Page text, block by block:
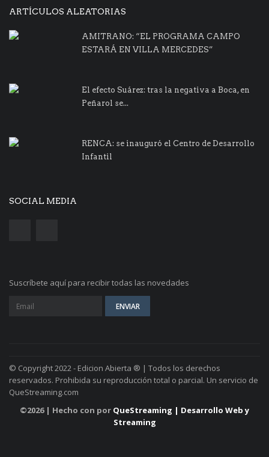
ARTÍCULOS ALEATORIAS
AMITRANO: “EL PROGRAMA CAMPO
ESTARÁ EN VILLA MERCEDES”
El efecto Suárez: tras la negativa a Boca, en
Peñarol se...
RENCA: se inauguró el Centro de Desarrollo
Infantil
SOCIAL MEDIA
Suscríbete aquí para recibir todas las novedades
© Copyright 2022 - Edicion Abierta ® | Todos los derechos
reservados. Prohibida su reproducción total o parcial. Un servicio de
QueStreaming.com
©2026 | Hecho con por QueStreaming | Desarrollo Web y
Streaming